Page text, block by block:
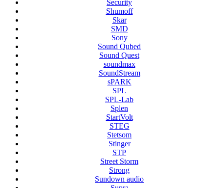
Security
Shumoff
Skar
SMD
Sony
Sound Qubed
Sound Quest
soundmax
SoundStream
sPARK
SPL
SPL-Lab
Splen
StartVolt
STEG
Stetsom
Stinger
STP
Street Storm
Strong
Sundown audio